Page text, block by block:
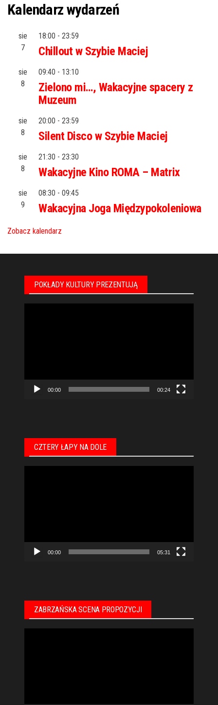
Kalendarz wydarzeń
sie
7
18:00 - 23:59
Chillout w Szybie Maciej
sie
8
09:40 - 13:10
Zielono mi…, Wakacyjne spacery z
Muzeum
sie
8
20:00 - 23:59
Silent Disco w Szybie Maciej
sie
8
21:30 - 23:30
Wakacyjne Kino ROMA – Matrix
sie
9
08:30 - 09:45
Wakacyjna Joga Międzypokoleniowa
Zobacz kalendarz
POKŁADY KULTURY PREZENTUJĄ
00:00 00:24
CZTERY ŁAPY NA DOLE
00:00 05:31
ZABRZAŃSKA SCENA PROPOZYCJI